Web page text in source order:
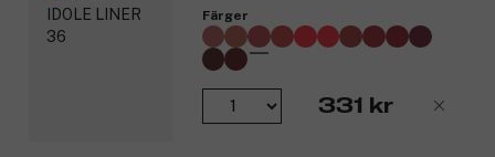
Håller i upp till 24 timmar
3299754
Färger
331 kr